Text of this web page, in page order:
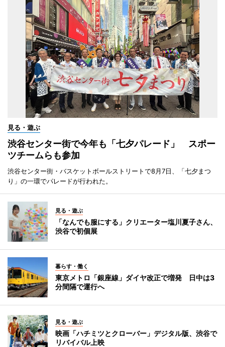
見る・遊ぶ
渋谷センター街で今年も「七夕パレード」 スポー
ツチームらも参加
渋谷センター街・バスケットボールストリートで8月7日、「七夕まつ
り」の一環でパレードが行われた。
見る・遊ぶ
「なんでも服にする」クリエーター塩川夏子さん、
渋谷で初個展
暮らす・働く
東京メトロ「銀座線」ダイヤ改正で増発 日中は3
分間隔で運行へ
見る・遊ぶ
映画「ハチミツとクローバー」デジタル版、渋谷で
リバイバル上映